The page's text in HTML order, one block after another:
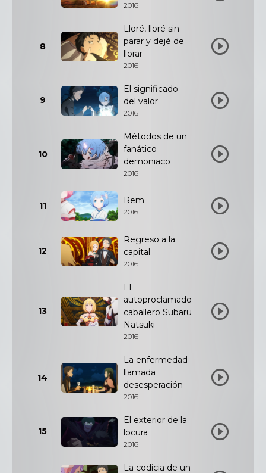
2016
8
Lloré, lloré sin
parar y dejé de
llorar
2016
9
El significado
del valor
2016
10
Métodos de un
fanático
demoniaco
2016
11 Rem
2016
12
Regreso a la
capital
2016
13
El
autoproclamado
caballero Subaru
Natsuki
2016
14
La enfermedad
llamada
desesperación
2016
15
El exterior de la
locura
2016
La codicia de un